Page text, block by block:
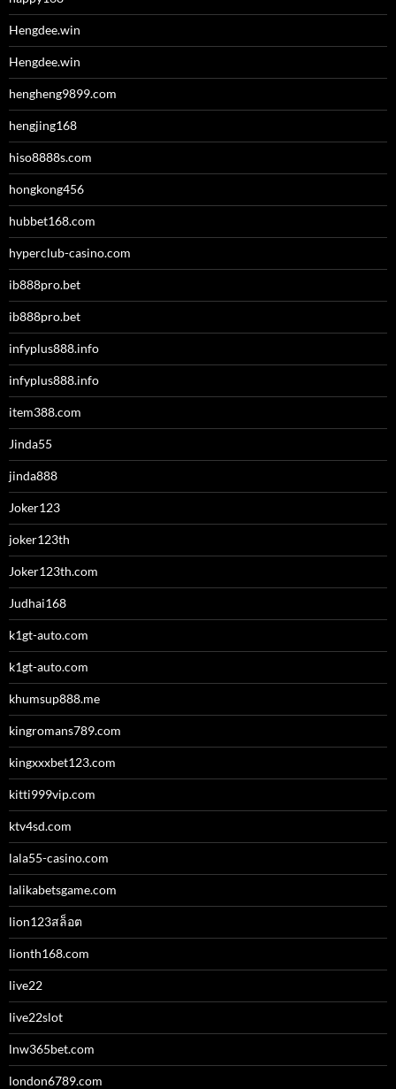
Hengdee.win
Hengdee.win
hengheng9899.com
hengjing168
hiso8888s.com
hongkong456
hubbet168.com
hyperclub-casino.com
ib888pro.bet
ib888pro.bet
infyplus888.info
infyplus888.info
item388.com
Jinda55
jinda888
Joker123
joker123th
Joker123th.com
Judhai168
k1gt-auto.com
k1gt-auto.com
khumsup888.me
kingromans789.com
kingxxxbet123.com
kitti999vip.com
ktv4sd.com
lala55-casino.com
lalikabetsgame.com
lion123สล็อต
lionth168.com
live22
live22slot
lnw365bet.com
london6789.com